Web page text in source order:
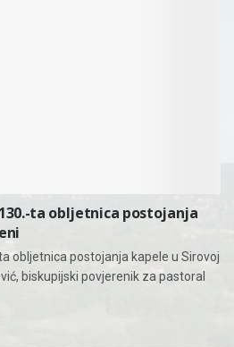
ta obljetnica postojanja
obljetnica postojanja kapele u Sirovoj
biskupijski povjerenik za pastoral